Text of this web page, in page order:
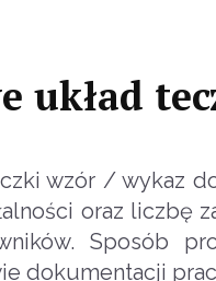
układ
wzór / wykaz
oraz liczbę
Sposób
dokumentacji